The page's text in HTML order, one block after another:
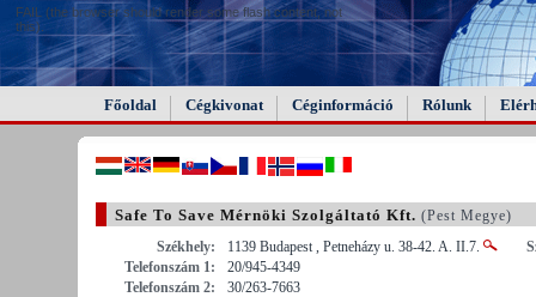
FAIL (the browser should render some flash content, not
this).
Főoldal Cégkivonat Céginformáció Rólunk
Safe To Save Mérnöki Szolgáltató Kft. (Pest Megye)
Székhely:
1139 Budapest , Petneházy u. 38-42. A. II.7.
Telefonszám 1:
20/945-4349
Telefonszám 2:
30/263-7663